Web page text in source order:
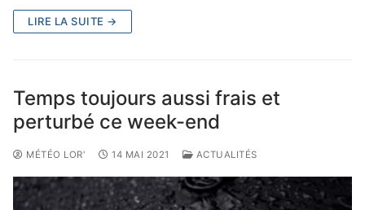
LIRE LA SUITE →
Temps toujours aussi frais et
perturbé ce week-end
MÉTÉO LOR' 14 MAI 2021 ACTUALITÉS